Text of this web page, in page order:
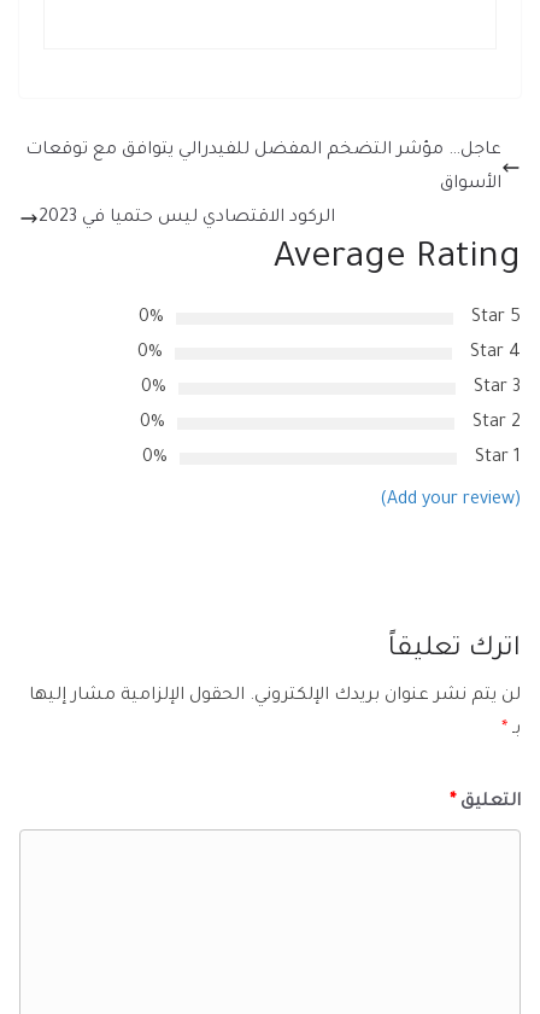
عاجل… مؤشر التضخم المفضل للفيدرالي يتوافق مع توقعات
الأسواق
الركود الاقتصادي ليس حتميا في 2023
Average Rating
5 Star
0%
4 Star
0%
3 Star
0%
2 Star
0%
1 Star
0%
(Add your review)
اترك تعليقاً
لن يتم نشر عنوان بريدك الإلكتروني. الحقول الإلزامية مشار إليها
بـ *
التعليق*